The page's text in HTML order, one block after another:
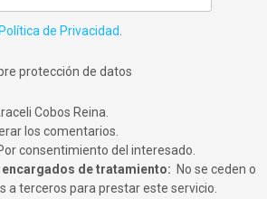
Política de Privacidad
protección de datos
Cobos Reina.
los comentarios.
consentimiento del interesado.
de tratamiento: No se ceden o
a terceros para prestar este servicio.